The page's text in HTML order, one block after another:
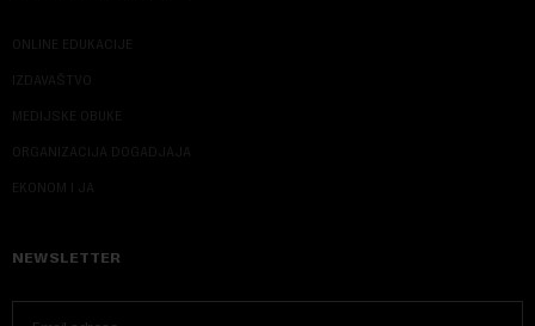
ONLINE EDUKACIJE
IZDAVAŠTVO
MEDIJSKE OBUKE
ORGANIZACIJA DOGADJAJA
EKONOM I JA
NEWSLETTER